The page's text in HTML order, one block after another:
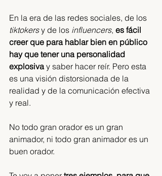
En la era de las redes sociales, de los
tiktokers y de los influencers, es fácil
creer que para hablar bien en público
hay que tener una personalidad
explosiva y saber hacer reír. Pero esta
es una visión distorsionada de la
realidad y de la comunicación efectiva
y real.
No todo gran orador es un gran
animador, ni todo gran animador es un
buen orador.